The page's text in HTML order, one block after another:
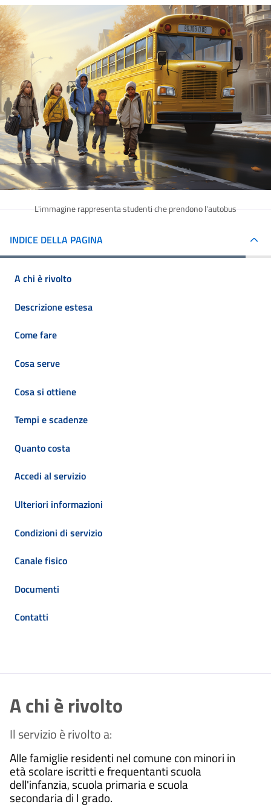
L'immagine rappresenta studenti che prendono l'autobus
INDICE DELLA PAGINA
A chi è rivolto
Descrizione estesa
Come fare
Cosa serve
Cosa si ottiene
Tempi e scadenze
Quanto costa
Accedi al servizio
Ulteriori informazioni
Condizioni di servizio
Canale fisico
Documenti
Contatti
A chi è rivolto
Il servizio è rivolto a:
Alle famiglie residenti nel comune con minori in
età scolare iscritti e frequentanti scuola
dell'infanzia, scuola primaria e scuola
secondaria di I grado.